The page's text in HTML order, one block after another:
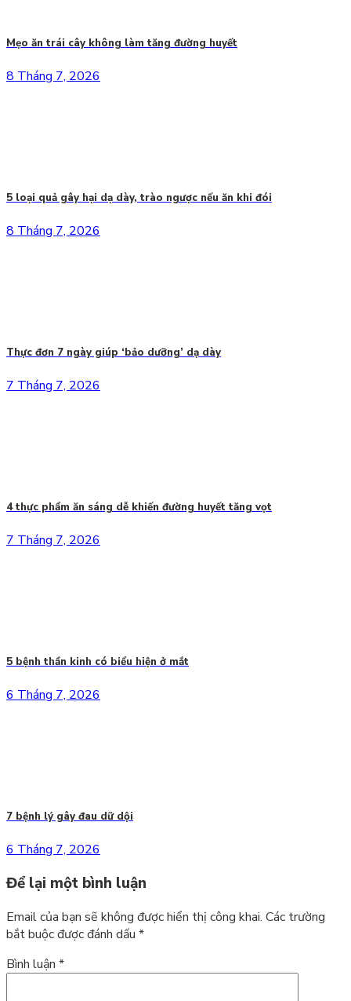
Mẹo ăn trái cây không làm tăng đường huyết
8 Tháng 7, 2026
5 loại quả gây hại dạ dày, trào ngược nếu ăn khi đói
8 Tháng 7, 2026
Thực đơn 7 ngày giúp ‘bảo dưỡng’ dạ dày
7 Tháng 7, 2026
4 thực phẩm ăn sáng dễ khiến đường huyết tăng vọt
7 Tháng 7, 2026
5 bệnh thần kinh có biểu hiện ở mắt
6 Tháng 7, 2026
7 bệnh lý gây đau dữ dội
6 Tháng 7, 2026
Để lại một bình luận
Email của bạn sẽ không được hiển thị công khai. Các trường
bắt buộc được đánh dấu *
Bình luận *